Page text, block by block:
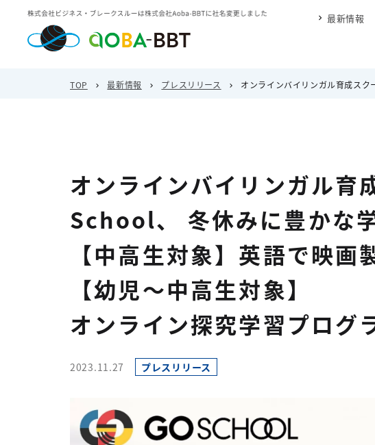
最新情報
TOP 最新情報 プレスリリース オンラインバイリンガル育成スクール
オンラインバイリンガル育
School、 冬休みに豊かな
【中高生対象】英語で映画
【幼児～中高生対象】
オンライン探究学習プログ
2023.11.27 プレスリリース